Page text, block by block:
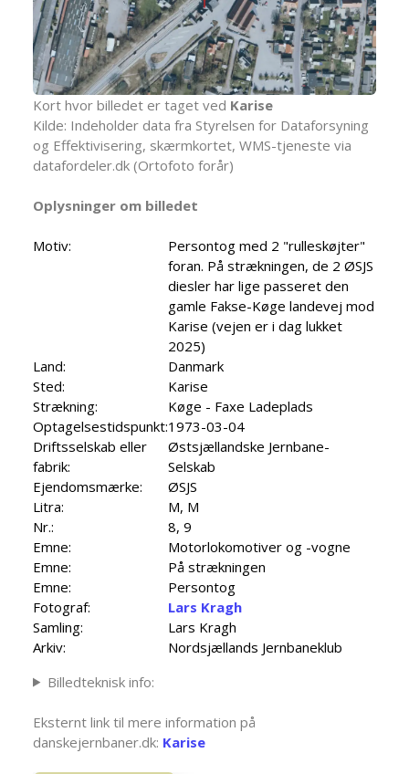
Kort hvor billedet er taget ved Karise
Kilde: Indeholder data fra Styrelsen for Dataforsyning
og Effektivisering, skærmkortet, WMS-tjeneste via
datafordeler.dk (Ortofoto forår)
Oplysninger om billedet
Motiv:
Persontog med 2 "rulleskøjter"
foran. På strækningen, de 2 ØSJS
diesler har lige passeret den
gamle Fakse-Køge landevej mod
Karise (vejen er i dag lukket
2025)
Land:
Danmark
Sted:
Karise
Strækning:
Køge - Faxe Ladeplads
Optagelsestidspunkt:1973-03-04
Driftsselskab eller
fabrik:
Østsjællandske Jernbane-
Selskab
Ejendomsmærke:
ØSJS
Litra:
M, M
Nr.:
8, 9
Emne:
Motorlokomotiver og -vogne
Emne:
På strækningen
Emne:
Persontog
Fotograf:
Lars Kragh
Samling:
Lars Kragh
Arkiv:
Nordsjællands Jernbaneklub
Billedteknisk info:
Eksternt link til mere information på
danskejernbaner.dk: Karise